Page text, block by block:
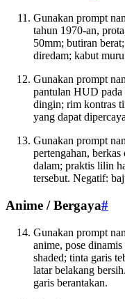
Gunakan prompt
tahun 1970-an,
50mm; butiran
diredam; kabut
Gunakan prompt
pantulan HUD pada
dingin; rim kontras
yang dapat
Gunakan prompt
pertengahan,
dalam; praktis lilin
tersebut. Negatif:
Anime / Bergaya#
Gunakan prompt
anime, pose
shaded; tinta garis
latar belakang
garis berantakan.